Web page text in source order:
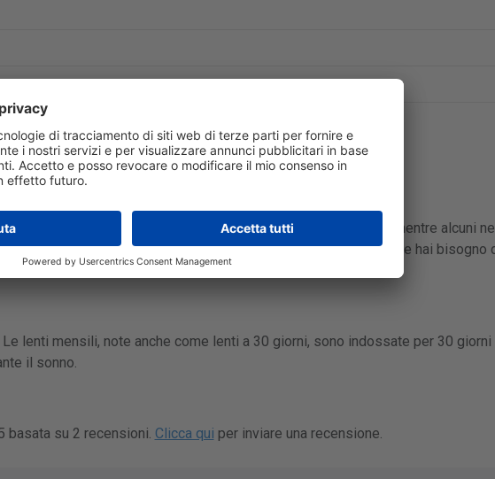
.
consegne a Italia. Il tempo di consegna tipico è di 1-3 giorni, mentre alcuni
esatto può essere trovato sul sito web del negozio. Se hai bisogno
che offrono questo servizio.
lenti mensili, note anche come lenti a 30 giorni, sono indossate per 30 giorni
il sonno.
basata su 2 recensioni. Clicca qui per inviare una recensione.